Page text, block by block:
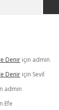
Denir için admin
Denir için Sevil
admin
Efe